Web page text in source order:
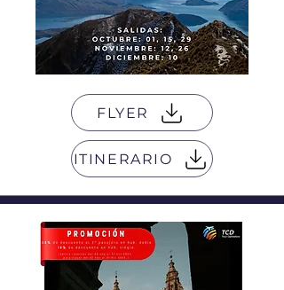
FLYER
ITINERARIO